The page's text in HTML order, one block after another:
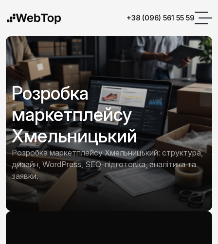
+38 (096) 561 55 59
Розробка
маркетплейсу
Хмельницький
Розробка маркетплейсу Хмельницький: структура,
дизайн, WordPress, SEO-підготовка, аналітика та
заявки.